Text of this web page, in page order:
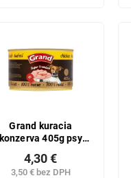
Grand kuracia
konzerva 405g psy
3,50 € bez DPH
4,30 €